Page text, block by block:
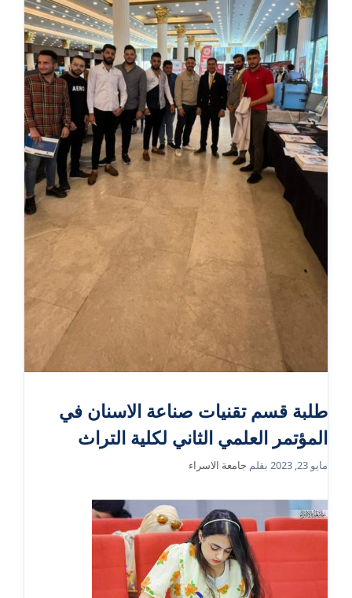
طلبة قسم تقنيات صناعة الاسنان في
المؤتمر العلمي الثاني لكلية التراث
مايو 23, 2023 بقلم جامعة الاسراء